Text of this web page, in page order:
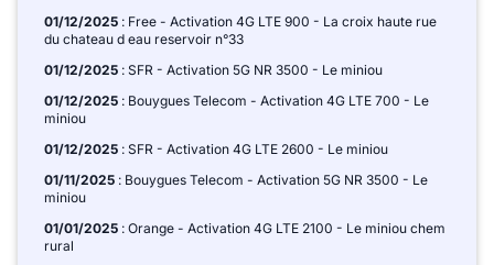
01/12/2025 : Free - Activation 4G LTE 900 - La croix haute rue
du chateau d eau reservoir n°33
01/12/2025 : SFR - Activation 5G NR 3500 - Le miniou
01/12/2025 : Bouygues Telecom - Activation 4G LTE 700 - Le
miniou
01/12/2025 : SFR - Activation 4G LTE 2600 - Le miniou
01/11/2025 : Bouygues Telecom - Activation 5G NR 3500 - Le
miniou
01/01/2025 : Orange - Activation 4G LTE 2100 - Le miniou chem
rural